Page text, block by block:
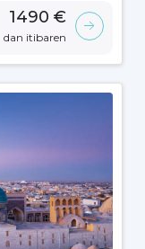
1490 €
dan itibaren